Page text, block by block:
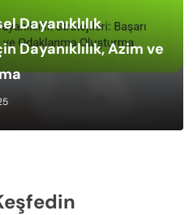
Dayanıklılık
Dayanıklılık, Azim ve